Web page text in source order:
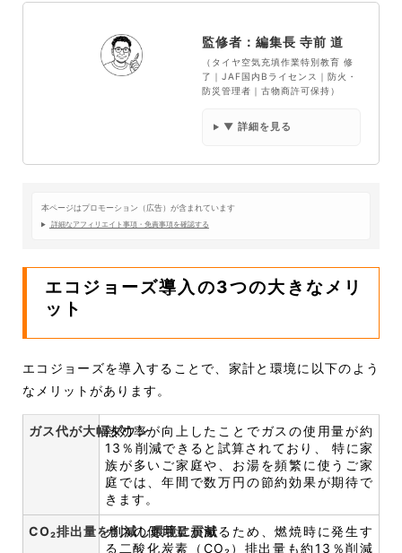
監修者：編集長 寺前 道
（タイヤ空気充填作業特別教育 修
了｜JAF国内Bライセンス｜防火・
防災管理者｜古物商許可保持）
▼ 詳細を見る
本ページはプロモーション（広告）が含まれています
詳細なアフィリエイト事項・免責事項を確認する
エコジョーズ導入の3つの大きなメリ
ット
エコジョーズを導入することで、家計と環境に以下のよう
なメリットがあります。
ガス代が大幅ダウン熱効率が向上したことでガスの使用量が約
13％削減できると試算されており、 特に家
族が多いご家庭や、お湯を頻繁に使うご家
庭では、年間で数万円の節約効果が期待で
きます。
CO₂排出量を削減し環境に貢献
ガスの使用量が減るため、燃焼時に発生す
る二酸化炭素（CO₂）排出量も約13％削減